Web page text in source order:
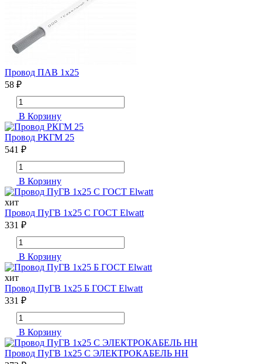
Провод ПАВ 1х25
58 ₽
В Корзину
Провод РКГМ 25
541 ₽
В Корзину
хит
Провод ПуГВ 1х25 С ГОСТ Elwatt
331 ₽
В Корзину
хит
Провод ПуГВ 1х25 Б ГОСТ Elwatt
331 ₽
В Корзину
Провод ПуГВ 1х25 С ЭЛЕКТРОКАБЕЛЬ НН